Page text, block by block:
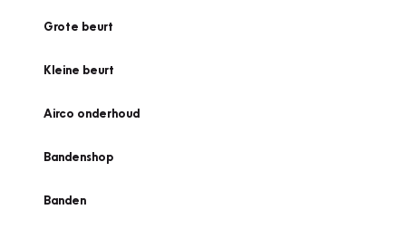
Grote beurt
Kleine beurt
Airco onderhoud
Bandenshop
Banden